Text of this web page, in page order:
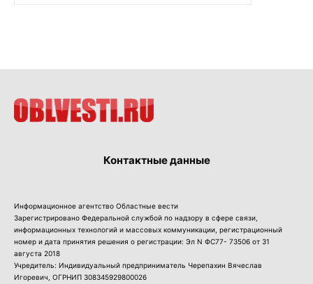
Контактные данные
Информационное агентство Областные вести
Зарегистрировано Федеральной службой по надзору в сфере связи,
информационных технологий и массовых коммуникации, регистрационный
номер и дата принятия решения о регистрации: Эл N ФС77- 73506 от 31
августа 2018
Учредитель: Индивидуальный предприниматель Черепахин Вячеслав
Игоревич, ОГРНИП 308345929800026